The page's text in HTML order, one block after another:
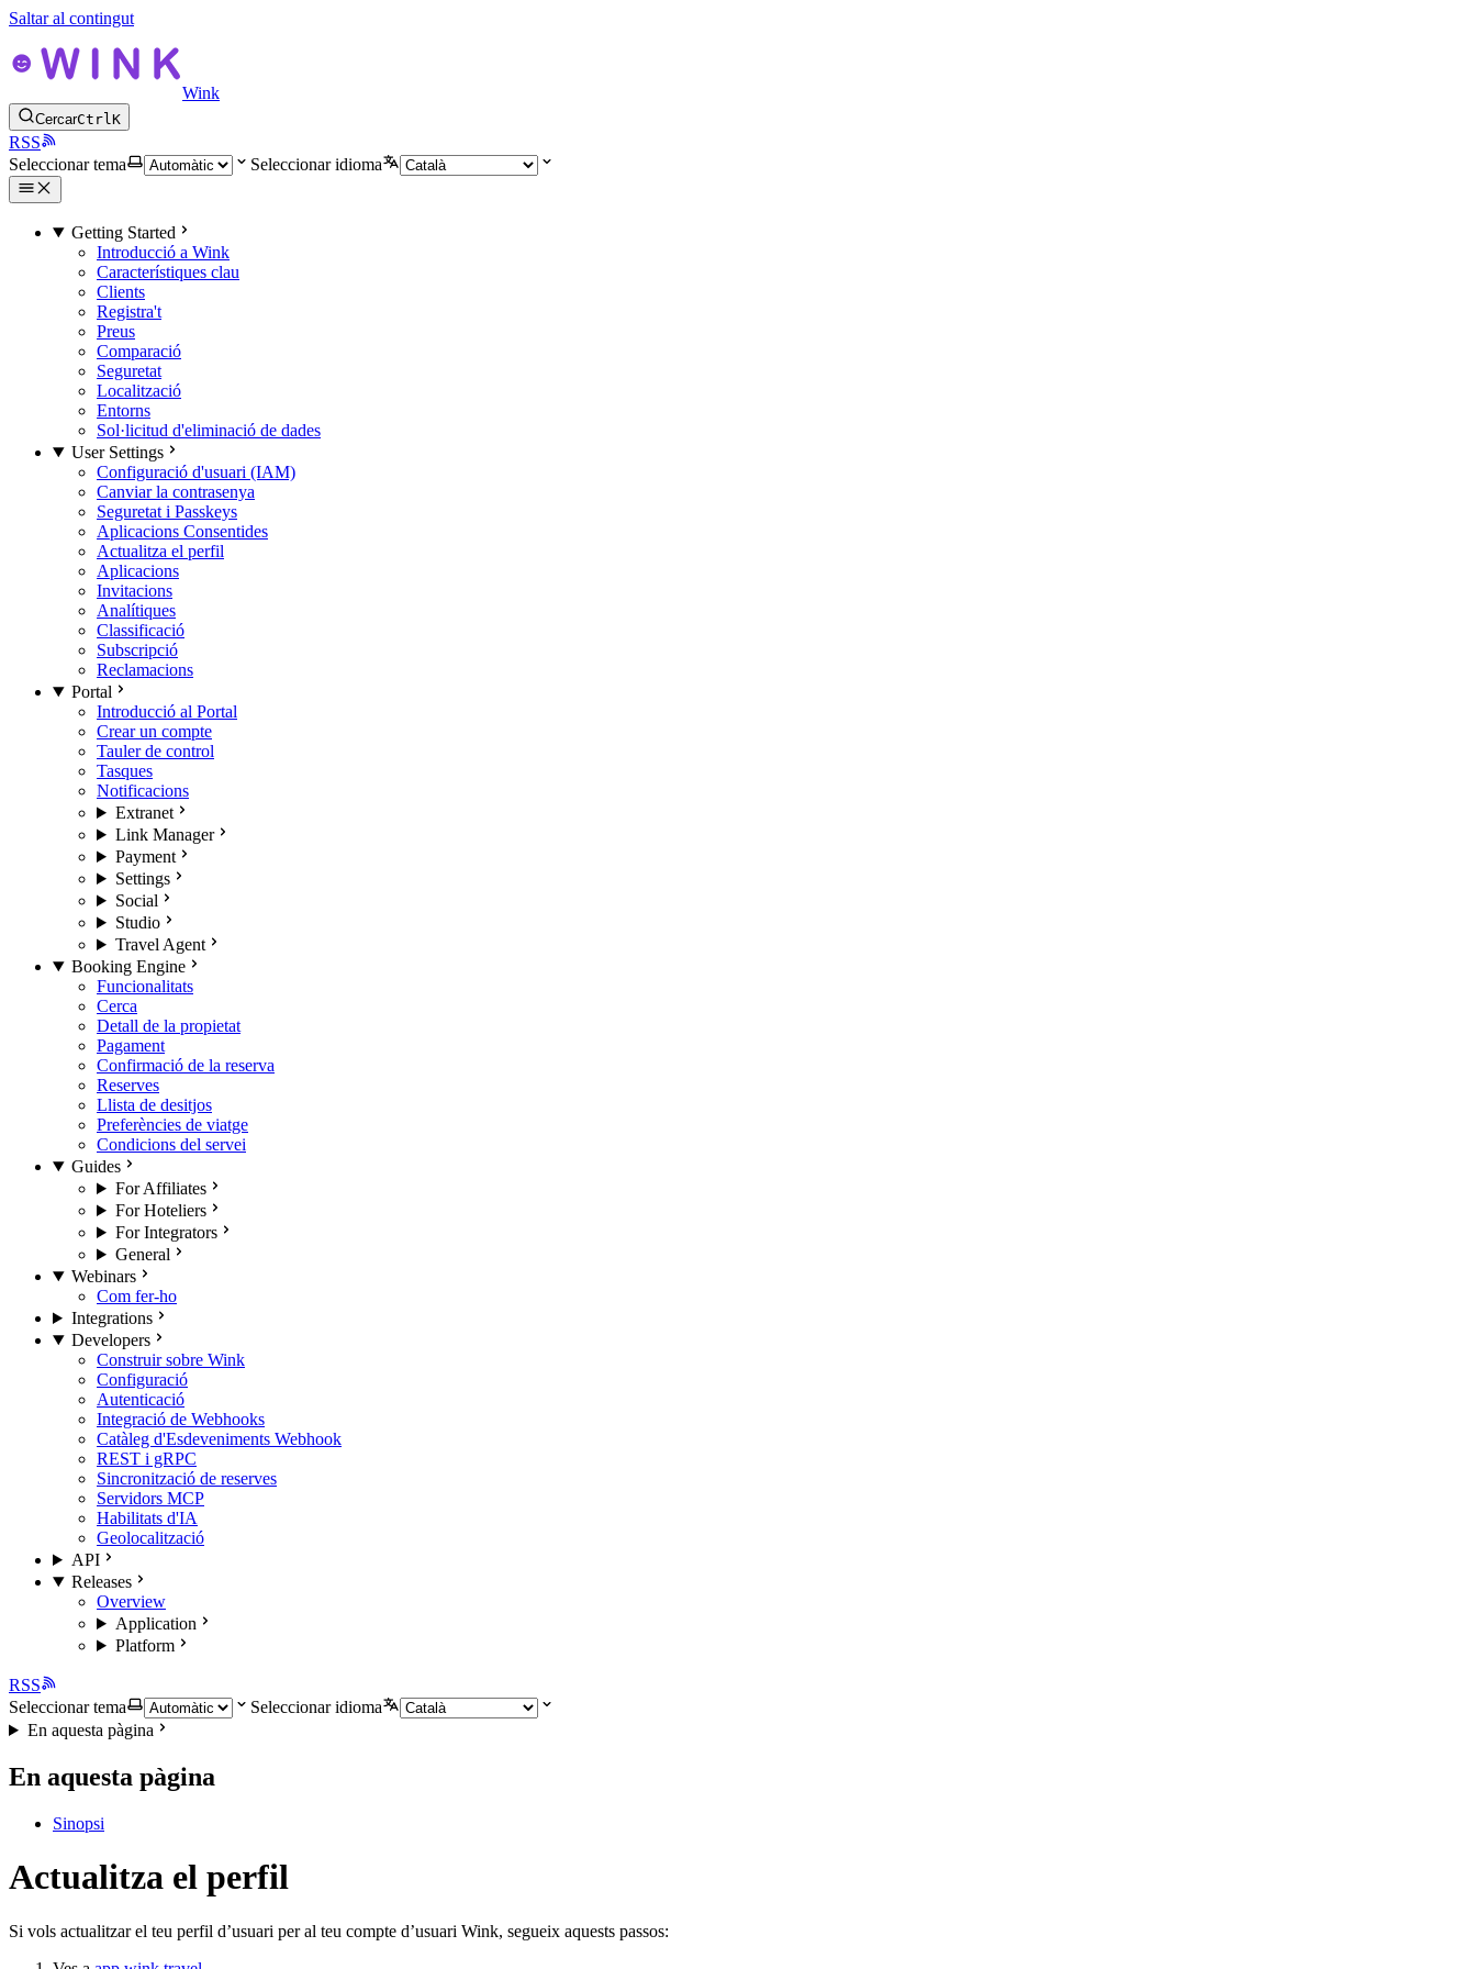
Saltar al contingut
Wink
CercarCtrlK
RSS
Seleccionar tema
Seleccionar idioma
Getting Started
Introducció a Wink
Característiques clau
Clients
Registra't
Preus
Comparació
Seguretat
Localització
Entorns
Sol·licitud d'eliminació de dades
User Settings
Configuració d'usuari (IAM)
Canviar la contrasenya
Seguretat i Passkeys
Aplicacions Consentides
Actualitza el perfil
Aplicacions
Invitacions
Analítiques
Classificació
Subscripció
Reclamacions
Portal
Introducció al Portal
Crear un compte
Tauler de control
Tasques
Notificacions
Extranet
Link Manager
Payment
Settings
Social
Studio
Travel Agent
Booking Engine
Funcionalitats
Cerca
Detall de la propietat
Pagament
Confirmació de la reserva
Reserves
Llista de desitjos
Preferències de viatge
Condicions del servei
Guides
For Affiliates
For Hoteliers
For Integrators
General
Webinars
Com fer-ho
Integrations
Developers
Construir sobre Wink
Configuració
Autenticació
Integració de Webhooks
Catàleg d'Esdeveniments Webhook
REST i gRPC
Sincronització de reserves
Servidors MCP
Habilitats d'IA
Geolocalització
API
Releases
Overview
Application
Platform
RSS
Seleccionar tema
Seleccionar idioma
En aquesta pàgina
En aquesta pàgina
Sinopsi
Actualitza el perfil
Si vols actualitzar el teu perfil d’usuari per al teu compte d’usuari Wink, segueix aquests passos: